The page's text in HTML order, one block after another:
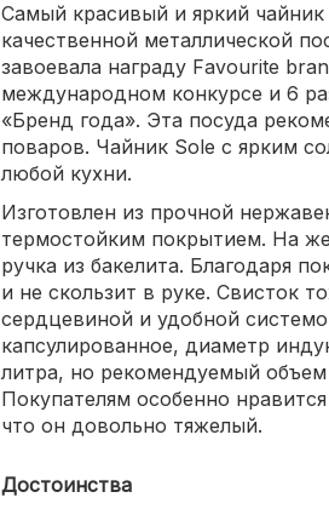
Самый красивый и яркий
качественной металлической
завоевала награду Favourite
международном конкурсе и 6
«Бренд года». Эта посуда
поваров. Чайник Sole с ярким
любой кухни.
Изготовлен из прочной
термостойким покрытием. На
ручка из бакелита. Благодаря
и не скользит в руке. Свисток
сердцевиной и удобной
капсулированное, диаметр
литра, но рекомендуемый объем
Покупателям особенно
что он довольно тяжелый.
Достоинства